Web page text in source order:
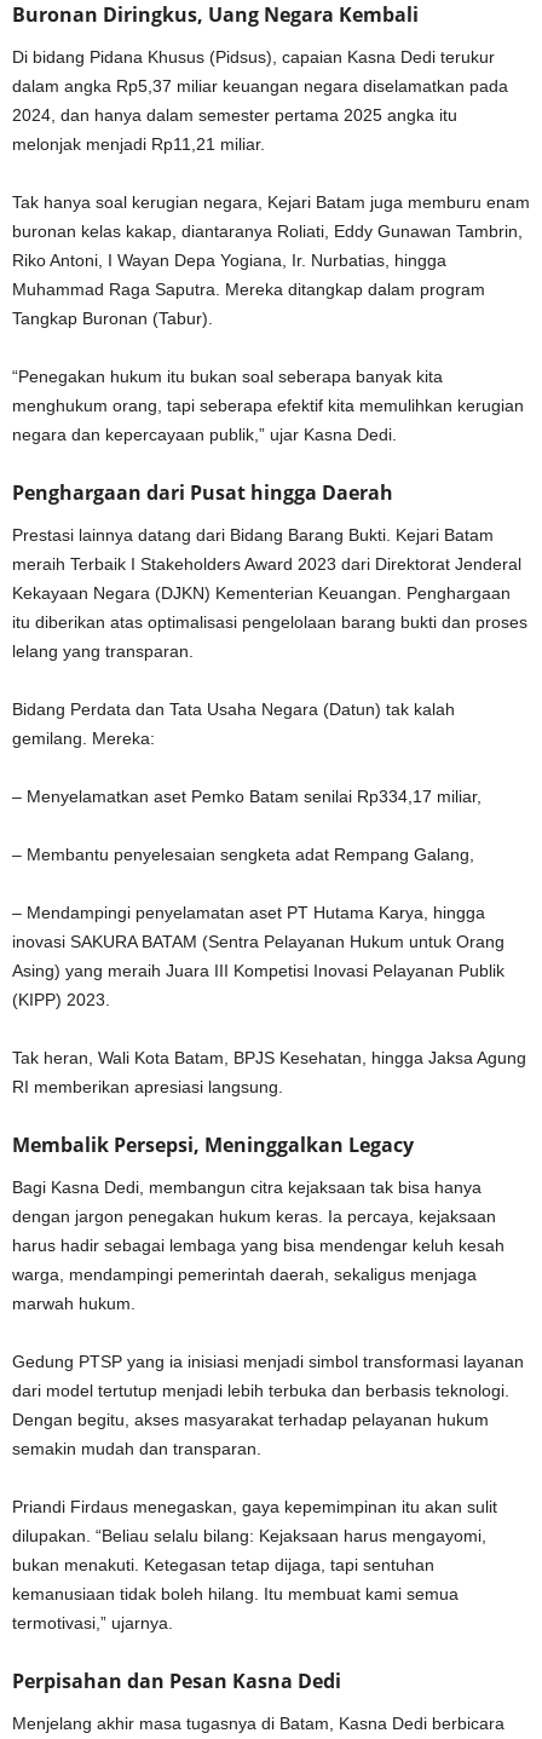
Buronan Diringkus, Uang Negara Kembali
Di bidang Pidana Khusus (Pidsus), capaian Kasna Dedi terukur
dalam angka Rp5,37 miliar keuangan negara diselamatkan pada
2024, dan hanya dalam semester pertama 2025 angka itu
melonjak menjadi Rp11,21 miliar.
Tak hanya soal kerugian negara, Kejari Batam juga memburu enam
buronan kelas kakap, diantaranya Roliati, Eddy Gunawan Tambrin,
Riko Antoni, I Wayan Depa Yogiana, Ir. Nurbatias, hingga
Muhammad Raga Saputra. Mereka ditangkap dalam program
Tangkap Buronan (Tabur).
“Penegakan hukum itu bukan soal seberapa banyak kita
menghukum orang, tapi seberapa efektif kita memulihkan kerugian
negara dan kepercayaan publik,” ujar Kasna Dedi.
Penghargaan dari Pusat hingga Daerah
Prestasi lainnya datang dari Bidang Barang Bukti. Kejari Batam
meraih Terbaik I Stakeholders Award 2023 dari Direktorat Jenderal
Kekayaan Negara (DJKN) Kementerian Keuangan. Penghargaan
itu diberikan atas optimalisasi pengelolaan barang bukti dan proses
lelang yang transparan.
Bidang Perdata dan Tata Usaha Negara (Datun) tak kalah
gemilang. Mereka:
– Menyelamatkan aset Pemko Batam senilai Rp334,17 miliar,
– Membantu penyelesaian sengketa adat Rempang Galang,
– Mendampingi penyelamatan aset PT Hutama Karya, hingga
inovasi SAKURA BATAM (Sentra Pelayanan Hukum untuk Orang
Asing) yang meraih Juara III Kompetisi Inovasi Pelayanan Publik
(KIPP) 2023.
Tak heran, Wali Kota Batam, BPJS Kesehatan, hingga Jaksa Agung
RI memberikan apresiasi langsung.
Membalik Persepsi, Meninggalkan Legacy
Bagi Kasna Dedi, membangun citra kejaksaan tak bisa hanya
dengan jargon penegakan hukum keras. Ia percaya, kejaksaan
harus hadir sebagai lembaga yang bisa mendengar keluh kesah
warga, mendampingi pemerintah daerah, sekaligus menjaga
marwah hukum.
Gedung PTSP yang ia inisiasi menjadi simbol transformasi layanan
dari model tertutup menjadi lebih terbuka dan berbasis teknologi.
Dengan begitu, akses masyarakat terhadap pelayanan hukum
semakin mudah dan transparan.
Priandi Firdaus menegaskan, gaya kepemimpinan itu akan sulit
dilupakan. “Beliau selalu bilang: Kejaksaan harus mengayomi,
bukan menakuti. Ketegasan tetap dijaga, tapi sentuhan
kemanusiaan tidak boleh hilang. Itu membuat kami semua
termotivasi,” ujarnya.
Perpisahan dan Pesan Kasna Dedi
Menjelang akhir masa tugasnya di Batam, Kasna Dedi berbicara